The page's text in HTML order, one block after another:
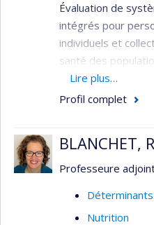
Évaluation de
intégrés pour
individuels et
santé des
santé, services
financement du
Il a été l’un des
projet de
de services pour
Lire plus…
Profil complet
BLANCHET,
Professeure
Nutrition